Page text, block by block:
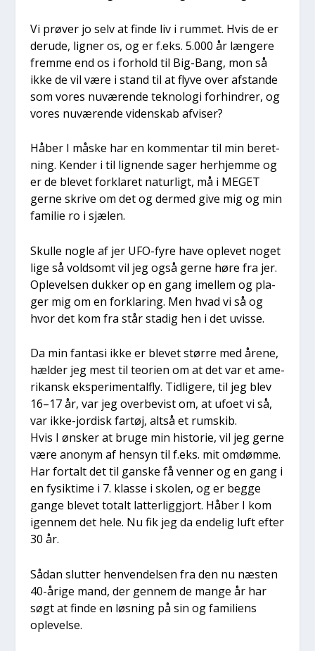
Vi prø­ver jo selv at fin­de liv i rum­met. Hvis de er
der­u­de, lig­ner os, og er f.eks. 5.000 år læn­ge­re
frem­me end os i for­hold til Big-Bang, mon så
ikke de vil være i stand til at fly­ve over afstan­de
som vores nuvæ­ren­de tek­no­lo­gi for­hin­drer, og
vores nuvæ­ren­de viden­skab afvi­ser?
Håber I måske har en kom­men­tar til min beret­
ning. Ken­der i til lig­nen­de sager her­hjem­me og
er de ble­vet for­kla­ret natur­ligt, må i MEGET
ger­ne skri­ve om det og der­med give mig og min
fami­lie ro i sjæ­len.
Skul­le nog­le af jer UFO-fyre have ople­vet noget
lige så vold­somt vil jeg også ger­ne høre fra jer.
Ople­vel­sen duk­ker op en gang imel­lem og pla­
ger mig om en for­kla­ring. Men hvad vi så og
hvor det kom fra står sta­dig hen i det uvis­se.
Da min fan­ta­si ikke er ble­vet stør­re med åre­ne,
hæl­der jeg mest til teo­ri­en om at det var et ame­
ri­kansk eks­pe­ri­men­tal­fly. Tid­li­ge­re, til jeg blev
16–17 år, var jeg over­be­vist om, at ufo­et vi så,
var ikke-jor­disk far­tøj, alt­så et rum­skib.
Hvis I ønsker at bru­ge min histo­rie, vil jeg ger­ne
være ano­nym af hen­syn til f.eks. mit omdøm­me.
Har for­talt det til gan­ske få ven­ner og en gang i
en fysik­ti­me i 7. klas­se i sko­len, og er beg­ge
gan­ge ble­vet totalt lat­ter­lig­gjort. Håber I kom
igen­nem det hele. Nu fik jeg da ende­lig luft efter
30 år.
Sådan slut­ter hen­ven­del­sen fra den nu næsten
40-åri­ge mand, der gen­nem de man­ge år har
søgt at fin­de en løs­ning på sin og fami­li­ens
ople­vel­se.